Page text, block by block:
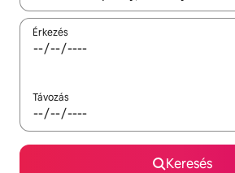
Érkezés
Távozás
Keresés